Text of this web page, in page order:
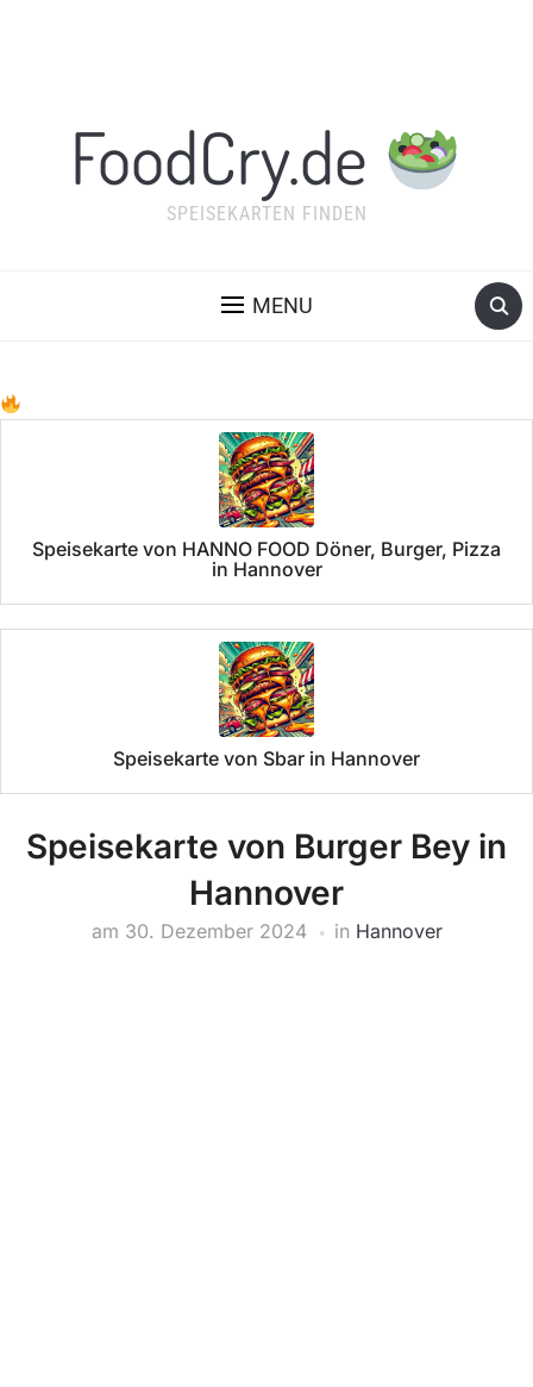
FoodCry.de
SPEISEKARTEN FINDEN
MENU
Speisekarte von HANNO FOOD Döner, Burger, Pizza
in Hannover
Speisekarte von Sbar in Hannover
Speisekarte von Burger Bey in
Hannover
am 30. Dezember 2024 in Hannover